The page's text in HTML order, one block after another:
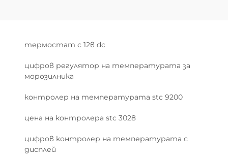
термостат с 12в dc
цифров регулятор на температурата за
морозилника
контролер на температурата stc 9200
цена на контролера stc 3028
цифров контролер на температурата с
дисплей